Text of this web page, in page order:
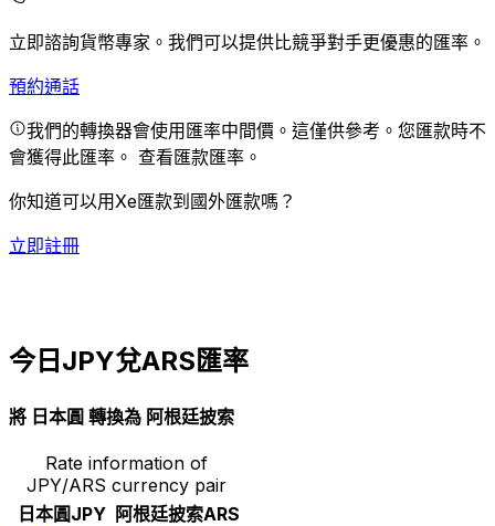
立即諮詢貨幣專家。 我們可以提供比競爭對手更優惠的匯率。
預約通話
我們的轉換器會使用匯率中間價。這僅供參考。您匯款時不
會獲得此匯率。 查看匯款匯率。
你知道可以用Xe匯款到國外匯款嗎？
立即註冊
今日JPY兌ARS匯率
將 日本圓 轉換為 阿根廷披索
Rate information of
JPY/ARS currency pair
日本圓JPY 阿根廷披索ARS